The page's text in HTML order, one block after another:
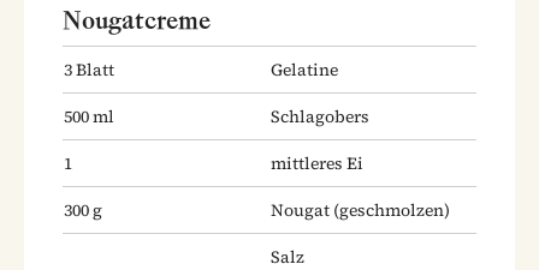
Nougatcreme
3Blatt
Gelatine
500ml
Schlagobers
1
mittleres Ei
300g Nougat (geschmolzen)
Salz